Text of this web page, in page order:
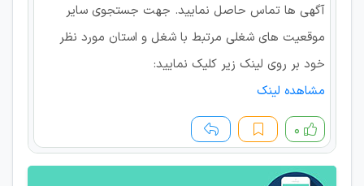
آگهی ها تماس حاصل نمایید. جهت جستجوی سایر
موقعیت های شغلی مرتبط با شغل و استان مورد نظر
خود بر روی لینک زیر کلیک نمایید:
مشاهده لینک
۰